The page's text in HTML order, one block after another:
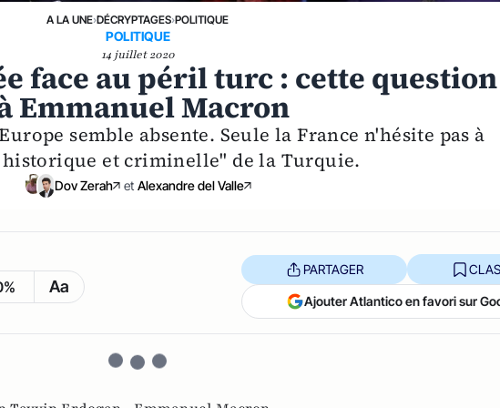
A LA UNE›DÉCRYPTAGES›POLITIQUE
POLITIQUE
14 juillet 2020
face au péril turc : cette question
Emmanuel Macron
semble absente. Seule la France n'hésite pas à
et criminelle" de la Turquie.
Dov Zerah et Alexandre del Valle
Aa
PARTAGER
Ajouter Atlantico en favori sur